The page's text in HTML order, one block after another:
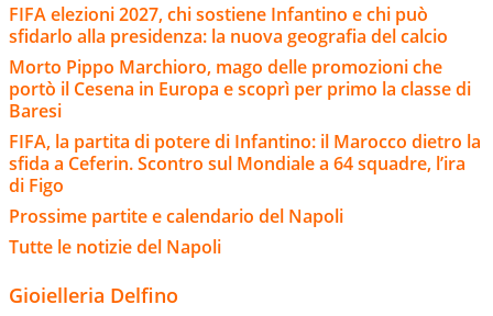
FIFA elezioni 2027, chi sostiene Infantino e chi può
sfidarlo alla presidenza: la nuova geografia del calcio
Morto Pippo Marchioro, mago delle promozioni che
portò il Cesena in Europa e scoprì per primo la classe di
Baresi
FIFA, la partita di potere di Infantino: il Marocco dietro la
sfida a Ceferin. Scontro sul Mondiale a 64 squadre, l’ira
di Figo
Prossime partite e calendario del Napoli
Tutte le notizie del Napoli
Gioielleria Delfino